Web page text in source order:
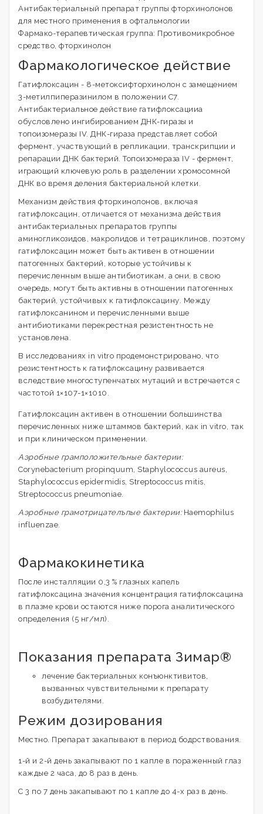
Антибактериальный препарат группы фторхинолонов
для местного применения в офтальмологии
Фармако-терапевтическая группа: Противомикробное
средство, фторхинолон
Фармакологическое действие
Гатифлоксацин - 8-метоксифторхинолон с замещением
3-метилпиперазинилом в положении С7.
Антибактериальное действие гатифлоксацииа
обусловлено ингибированием ДНК-гиразы и
топоизомеразы IV. ДНК-гираза представляет собой
фермент, участвующий в репликации, транскрипции и
репарации ДНК бактерий. Топоизомераза IV - фермент,
играющий ключевую роль в разделении хромосомной
ДНК во время деления бактериальной клетки.
Механизм действия фторхинолонов, включая
гатифлоксацин, отличается от механизма действия
антибактериальных препаратов группы
аминогликозидов, макролидов и тетрациклинов, поэтому
гатифлоксацин может быть активен в отношении
патогенных бактерий, которые устойчивы к
перечисленным выше антибиотикам, а они, в свою
очередь, могут быть активны в отношении патогенных
бактерий, устойчивых к гатифлоксацину. Между
гатифлоксанином и перечисленными выше
антибиотиками перекрестная резистентность не
установлена.
В исследованиях in vitro продемонстрировано, что
резистентность к гатифлоксацину развивается
вследствие многоступенчатых мутаций и встречается с
частотой 1×107-1×1010.
Гатифлоксацин активен в отношении большинства
перечисленных ниже штаммов бактерий, как in vitro, так
и при клиническом применении.
Аэробные грамположительные бактерии:
Corynebacterium propinquum, Staphylococcus aureus,
Staphylococcus epidermidis, Streptococcus mitis,
Streptococcus pneumoniae.
Аэробные грамотрицателъпые бактерии: Haemophilus
influenzae.
Фармакокинетика
После инсталляции 0,3 % глазных капель
гатифлоксацина значения концентрация гатифлоксацина
в плазме крови остаются ниже порога аналитического
определения (5 нг/мл).
Показания препарата Зимар®
лечение бактериальных конъюнктивитов,
вызванных чувствительными к препарату
возбудителями.
Режим дозирования
Местно. Препарат закапывают в период бодрствования.
1-й и 2-й день закапывают по 1 капле в пораженный глаз
каждые 2 часа, до 8 раз в день.
С 3 по 7 день закапывают по 1 капле до 4-х раз в день.